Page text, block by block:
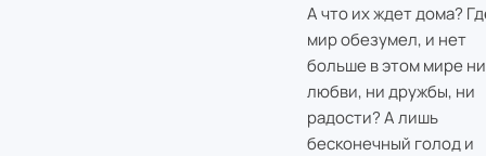
А что их ждет дома?
мир обезумел, и нет
больше в этом мире ни
любви, ни дружбы, ни
радости? А лишь
бесконечный голод и